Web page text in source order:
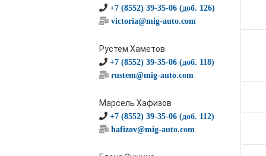
+7 (8552) 39-35-06 (доб. 126)
victoria@mig-auto.com
Рустем Хаметов
+7 (8552) 39-35-06 (доб. 118)
rustem@mig-auto.com
Марсель Хафизов
+7 (8552) 39-35-06 (доб. 112)
hafizov@mig-auto.com